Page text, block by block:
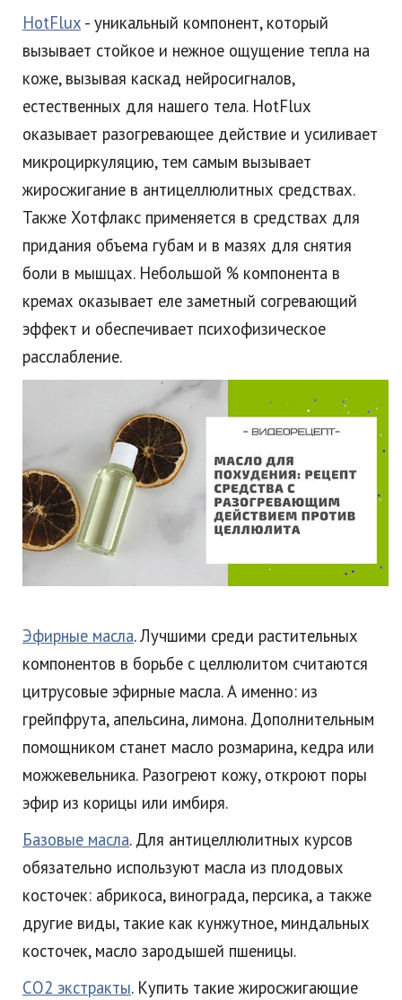
HotFlux - уникальный компонент, который
вызывает стойкое и нежное ощущение тепла на
коже, вызывая каскад нейросигналов,
естественных для нашего тела. HotFlux
оказывает разогревающее действие и усиливает
микроциркуляцию, тем самым вызывает
жиросжигание в антицеллюлитных средствах.
Также Хотфлакс применяется в средствах для
придания объема губам и в мазях для снятия
боли в мышцах. Небольшой % компонента в
кремах оказывает еле заметный согревающий
эффект и обеспечивает психофизическое
расслабление.
Эфирные масла. Лучшими среди растительных
компонентов в борьбе с целлюлитом считаются
цитрусовые эфирные масла. А именно: из
грейпфрута, апельсина, лимона. Дополнительным
помощником станет масло розмарина, кедра или
можжевельника. Разогреют кожу, откроют поры
эфир из корицы или имбиря.
Базовые масла. Для антицеллюлитных курсов
обязательно используют масла из плодовых
косточек: абрикоса, винограда, персика, а также
другие виды, такие как кунжутное, миндальных
косточек, масло зародышей пшеницы.
СО2 экстракты. Купить такие жиросжигающие